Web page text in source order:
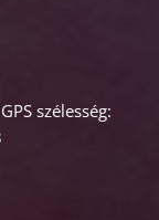
szélesség: